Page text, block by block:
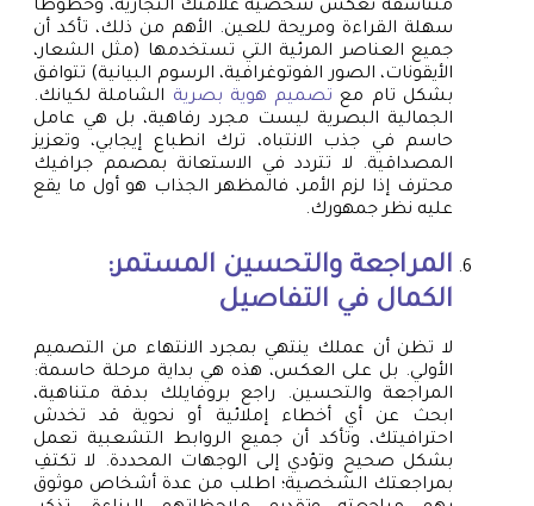
متناسقة تعكس شخصية علامتك التجارية، وخطوطًا
سهلة القراءة ومريحة للعين. الأهم من ذلك، تأكد أن
جميع العناصر المرئية التي تستخدمها (مثل الشعار،
الأيقونات، الصور الفوتوغرافية، الرسوم البيانية) تتوافق
بشكل تام مع تصميم هوية بصرية الشاملة لكيانك.
الجمالية البصرية ليست مجرد رفاهية، بل هي عامل
حاسم في جذب الانتباه، ترك انطباع إيجابي، وتعزيز
المصداقية. لا تتردد في الاستعانة بمصمم جرافيك
محترف إذا لزم الأمر، فالمظهر الجذاب هو أول ما يقع
عليه نظر جمهورك.
المراجعة والتحسين المستمر:
الكمال في التفاصيل
لا تظن أن عملك ينتهي بمجرد الانتهاء من التصميم
الأولي. بل على العكس، هذه هي بداية مرحلة حاسمة:
المراجعة والتحسين. راجع بروفايلك بدقة متناهية،
ابحث عن أي أخطاء إملائية أو نحوية قد تخدش
احترافيتك، وتأكد أن جميع الروابط التشعبية تعمل
بشكل صحيح وتؤدي إلى الوجهات المحددة. لا تكتفِ
بمراجعتك الشخصية؛ اطلب من عدة أشخاص موثوق